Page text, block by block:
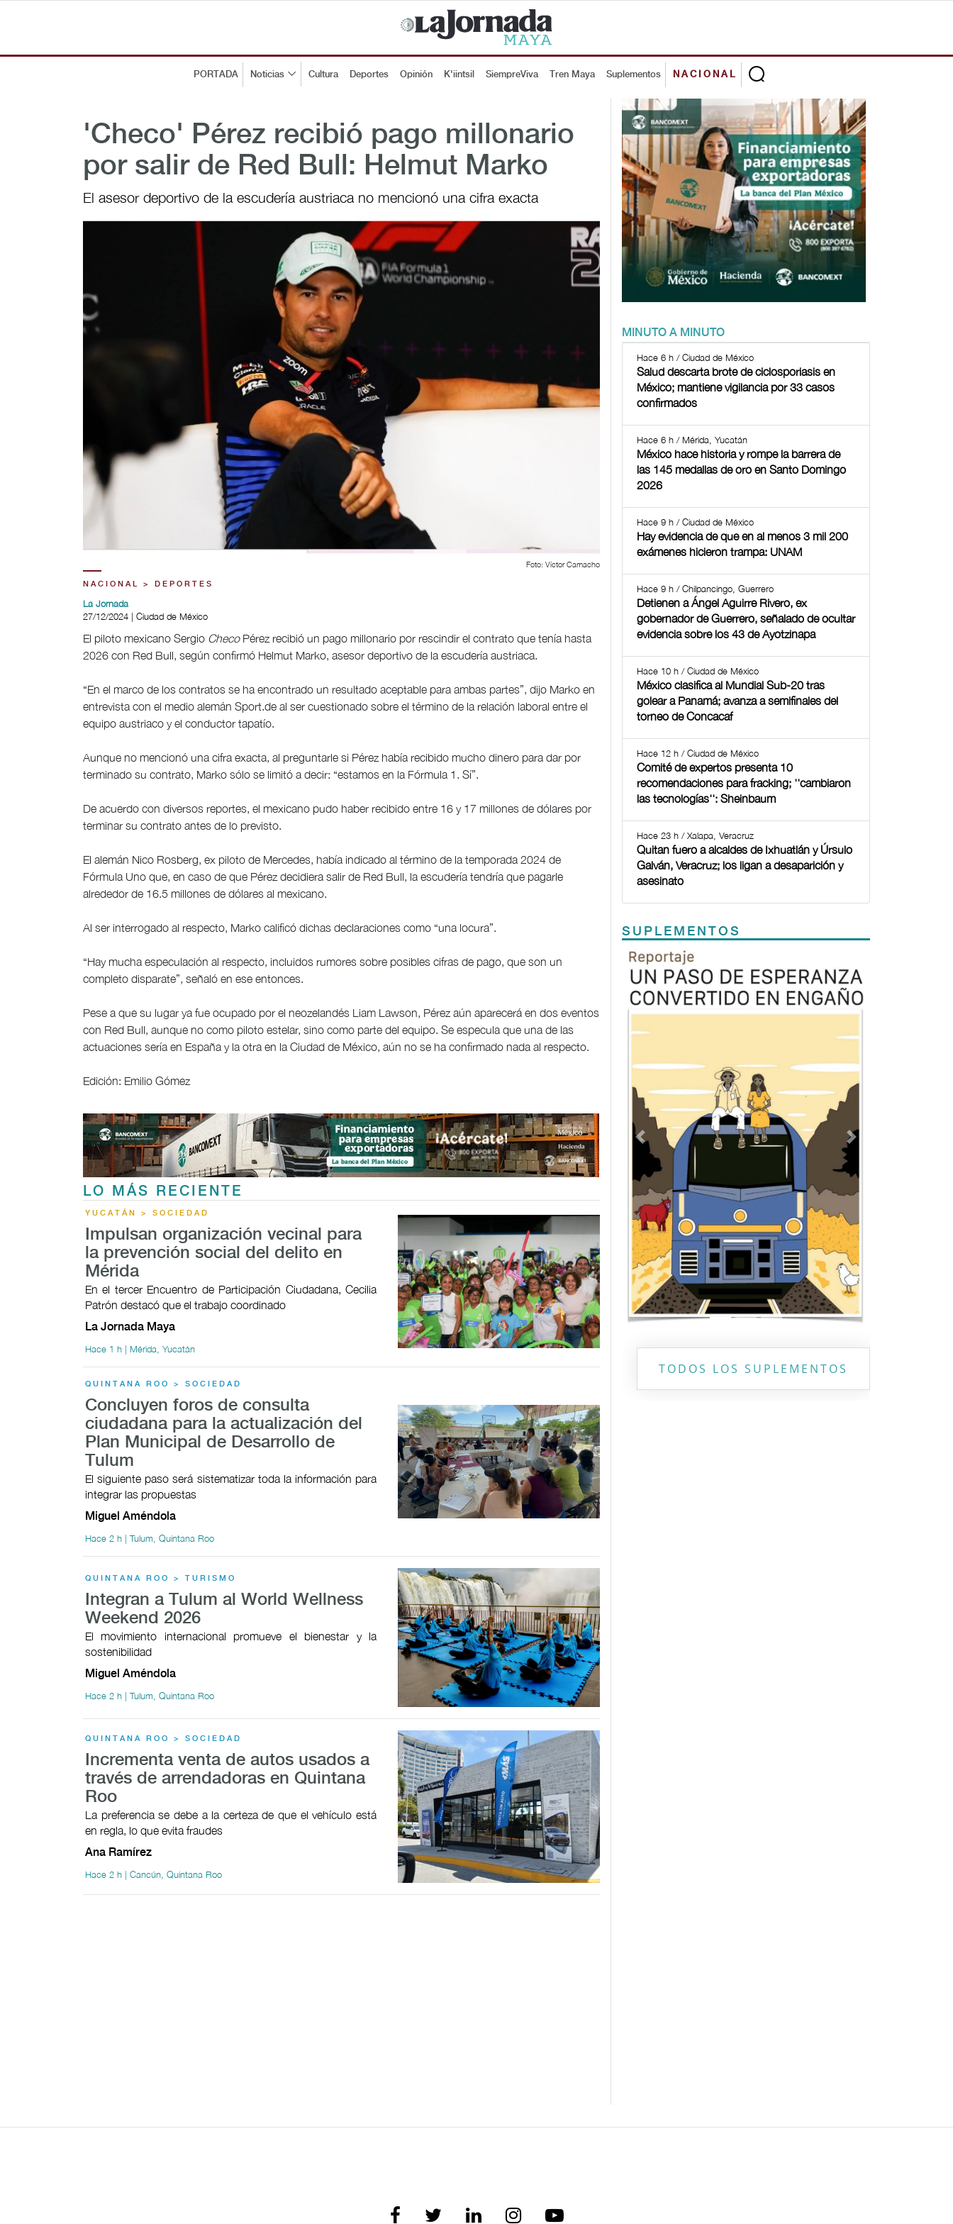
PORTADA Noticias Cultura Deportes Opinión K'iintsil SiempreViva Tren Maya Suplementos NACIONAL
'Checo' Pérez recibió pago millonario
por salir de Red Bull: Helmut Marko
El asesor deportivo de la escudería austriaca no mencionó una cifra exacta
Foto: Víctor Camacho
NACIONAL > DEPORTES
La Jornada
27/12/2024 | Ciudad de México
El piloto mexicano Sergio ChecoPérez recibió un pago millonario por rescindir el contrato que tenía hasta
2026 con Red Bull, según confirmó Helmut Marko, asesor deportivo de la escudería austriaca.
“En el marco de los contratos se ha encontrado un resultado aceptable para ambas partes”, dijo Marko en
entrevista con el medio alemán Sport.de al ser cuestionado sobre el término de la relación laboral entre el
equipo austriaco y el conductor tapatío.
Aunque no mencionó una cifra exacta, al preguntarle si Pérez había recibido mucho dinero para dar por
terminado su contrato, Marko sólo se limitó a decir: “estamos en la Fórmula 1. Sí”.
De acuerdo con diversos reportes, el mexicano pudo haber recibido entre 16 y 17 millones de dólares por
terminar su contrato antes de lo previsto.
El alemán Nico Rosberg, ex piloto de Mercedes, había indicado al término de la temporada 2024 de
Fórmula Uno que, en caso de que Pérez decidiera salir de Red Bull, la escudería tendría que pagarle
alrededor de 16.5 millones de dólares al mexicano.
Al ser interrogado al respecto, Marko calificó dichas declaraciones como “una locura”.
“Hay mucha especulación al respecto, incluidos rumores sobre posibles cifras de pago, que son un
completo disparate”, señaló en ese entonces.
Pese a que su lugar ya fue ocupado por el neozelandés Liam Lawson, Pérez aún aparecerá en dos eventos
con Red Bull, aunque no como piloto estelar, sino como parte del equipo. Se especula que una de las
actuaciones sería en España y la otra en la Ciudad de México, aún no se ha confirmado nada al respecto.
Edición: Emilio Gómez
LO MÁS RECIENTE
YUCATÁN > SOCIEDAD
Impulsan organización vecinal para
la prevención social del delito en
Mérida
En el tercer Encuentro de Participación Ciudadana, Cecilia
Patrón destacó que el trabajo coordinado
La Jornada Maya
Hace 1 h | Mérida, Yucatán
QUINTANA ROO > SOCIEDAD
Concluyen foros de consulta
ciudadana para la actualización del
Plan Municipal de Desarrollo de
Tulum
El siguiente paso será sistematizar toda la información para
integrar las propuestas
Miguel Améndola
Hace 2 h | Tulum, Quintana Roo
QUINTANA ROO > TURISMO
Integran a Tulum al World Wellness
Weekend 2026
El movimiento internacional promueve el bienestar y la
sostenibilidad
Miguel Améndola
Hace 2 h | Tulum, Quintana Roo
QUINTANA ROO > SOCIEDAD
Incrementa venta de autos usados a
través de arrendadoras en Quintana
Roo
La preferencia se debe a la certeza de que el vehículo está
en regla, lo que evita fraudes
Ana Ramírez
Hace 2 h | Cancún, Quintana Roo
MINUTO A MINUTO
Hace 6 h / Ciudad de México
Salud descarta brote de ciclosporiasis en
México; mantiene vigilancia por 33 casos
confirmados
Hace 6 h / Mérida, Yucatán
México hace historia y rompe la barrera de
las 145 medallas de oro en Santo Domingo
2026
Hace 9 h / Ciudad de México
Hay evidencia de que en al menos 3 mil 200
exámenes hicieron trampa: UNAM
Hace 9 h / Chilpancingo, Guerrero
Detienen a Ángel Aguirre Rivero, ex
gobernador de Guerrero, señalado de ocultar
evidencia sobre los 43 de Ayotzinapa
Hace 10 h / Ciudad de México
México clasifica al Mundial Sub-20 tras
golear a Panamá; avanza a semifinales del
torneo de Concacaf
Hace 12 h / Ciudad de México
Comité de expertos presenta 10
recomendaciones para fracking; ''cambiaron
las tecnologías'': Sheinbaum
Hace 23 h / Xalapa, Veracruz
Quitan fuero a alcaldes de Ixhuatlán y Úrsulo
Galván, Veracruz; los ligan a desaparición y
asesinato
SUPLEMENTOS
Previous
TODOS LOS SUPLEMENTOS